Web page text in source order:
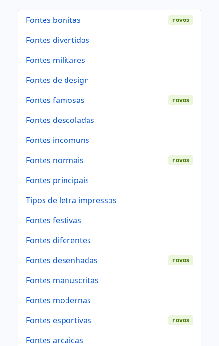
Fontes bonitas novos
Fontes divertidas
Fontes militares
Fontes de design
Fontes famosas
novos
Fontes descoladas
Fontes incomuns
Fontes normais
novos
Fontes principais
Tipos de letra impressos
Fontes festivas
Fontes diferentes
Fontes desenhadas
novos
Fontes manuscritas
Fontes modernas
Fontes esportivas
novos
Fontes arcaicas